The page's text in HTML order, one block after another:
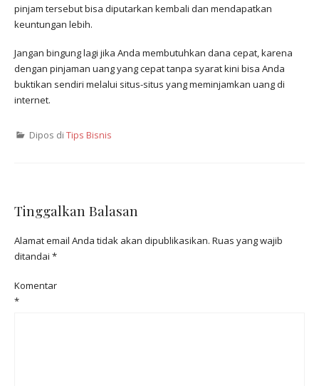
pinjam tersebut bisa diputarkan kembali dan mendapatkan
keuntungan lebih.
Jangan bingung lagi jika Anda membutuhkan dana cepat, karena
dengan pinjaman uang yang cepat tanpa syarat kini bisa Anda
buktikan sendiri melalui situs-situs yang meminjamkan uang di
internet.
Dipos di Tips Bisnis
Tinggalkan Balasan
Alamat email Anda tidak akan dipublikasikan. Ruas yang wajib
ditandai *
Komentar
*